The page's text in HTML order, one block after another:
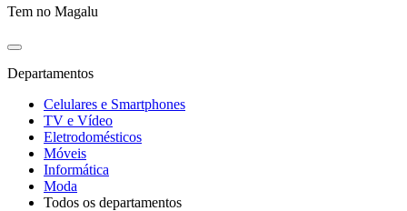
Tem no Magalu
Departamentos
Celulares e Smartphones
TV e Vídeo
Eletrodomésticos
Móveis
Informática
Moda
Todos os departamentos